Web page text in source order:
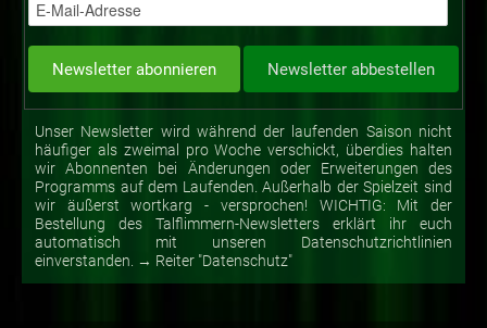
Unser Newsletter wird während der laufenden Saison nicht
häufiger als zweimal pro Woche verschickt, überdies halten
wir Abonnenten bei Änderungen oder Erweiterungen des
Programms auf dem Laufenden. Außerhalb der Spielzeit sind
wir äußerst wortkarg - versprochen! WICHTIG: Mit der
Bestellung des Talflimmern-Newsletters erklärt ihr euch
automatisch mit unseren Datenschutzrichtlinien
einverstanden. → Reiter "Datenschutz"